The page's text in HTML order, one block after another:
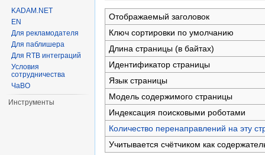
Отображаемый заголовок
Ключ сортировки по умолчанию
Длина страницы (в байтах)
Идентификатор страницы
Язык страницы
Модель содержимого страницы
Индексация поисковыми роботами
Количество перенаправлений на эту
Учитывается счётчиком как
KADAM.NET
EN
Для рекламодателя
Для паблишера
Для RTB интеграций
Условия
сотрудничества
ЧаВО
Инструменты